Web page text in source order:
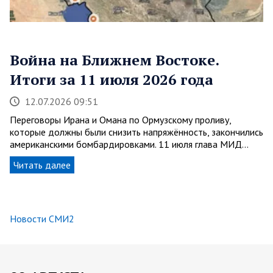
Война на Ближнем Востоке.
Итоги за 11 июля 2026 года
12.07.2026 09:51
Переговоры Ирана и Омана по Ормузскому проливу,
которые должны были снизить напряжённость, закончились
американскими бомбардировками. 11 июля глава МИД…
Читать далее
Новости СМИ2